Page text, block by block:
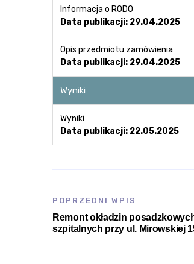
Informacja o RODO
Data publikacji: 29.04.2025
Opis przedmiotu zamówienia
Data publikacji: 29.04.2025
Wyniki
Wyniki
Data publikacji: 22.05.2025
POPRZEDNI WPIS
Remont okładzin
szpitalnych przy ul. Mirowskiej